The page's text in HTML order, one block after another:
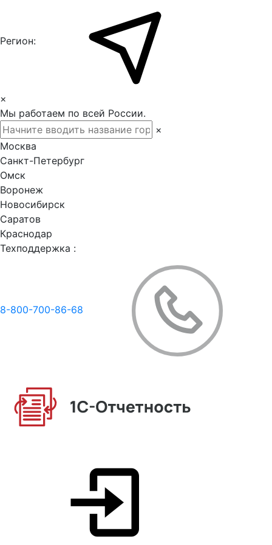
Регион:
×
Мы работаем по всей России.
×
Москва
Санкт-Петербург
Омск
Воронеж
Новосибирск
Саратов
Краснодар
Техподдержка :
8-800-700-86-68